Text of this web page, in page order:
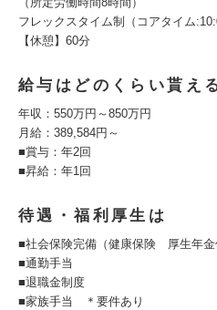
フレックスタイム制（コアタイム
【休憩】60分
給与はどのくらい貰え
年収：550万円～850万円
月給：389,584円～
■賞与：年2回
■昇給：年1回
待遇・福利厚生は
■社会保険完備（健康保険 厚生年
■通勤手当
■退職金制度
■家族手当 ＊要件あり